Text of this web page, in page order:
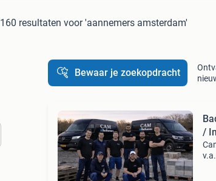
160 resultaten voor 'aannemers amsterdam'
Bewaar je zoekopdracht
/